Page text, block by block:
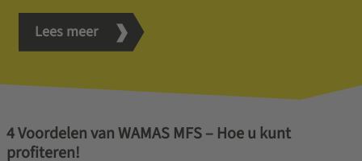
Lees meer
4 Voordelen van WAMAS MFS – Hoe u kunt
profiteren!